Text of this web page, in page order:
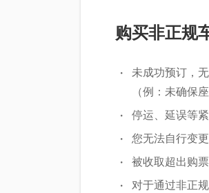
购买非正规
未成功预订，无
（例：未确保
停运、延误等
您无法自行变
被收取超出购
对于通过非正